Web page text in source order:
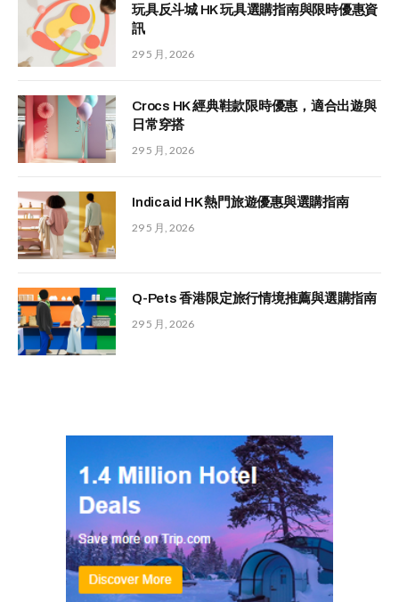
玩具反斗城 HK 玩具選購指南與限時優惠資
訊
29 5 月, 2026
Crocs HK 經典鞋款限時優惠，適合出遊與
日常穿搭
29 5 月, 2026
Indicaid HK 熱門旅遊優惠與選購指南
29 5 月, 2026
Q-Pets 香港限定旅行情境推薦與選購指南
29 5 月, 2026